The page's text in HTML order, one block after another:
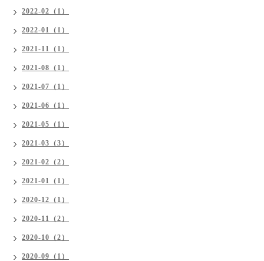
2022-02（1）
2022-01（1）
2021-11（1）
2021-08（1）
2021-07（1）
2021-06（1）
2021-05（1）
2021-03（3）
2021-02（2）
2021-01（1）
2020-12（1）
2020-11（2）
2020-10（2）
2020-09（1）